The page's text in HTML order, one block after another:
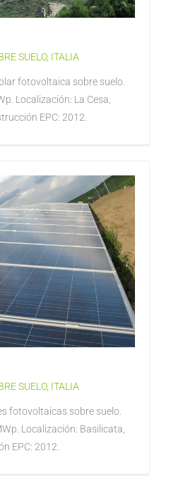
SUELO, ITALIA
fotovoltaica sobre suelo.
Localización: La Cesa,
EPC: 2012.
SUELO, ITALIA
fotovoltaicas sobre suelo.
Localización: Basilicata,
EPC: 2012.